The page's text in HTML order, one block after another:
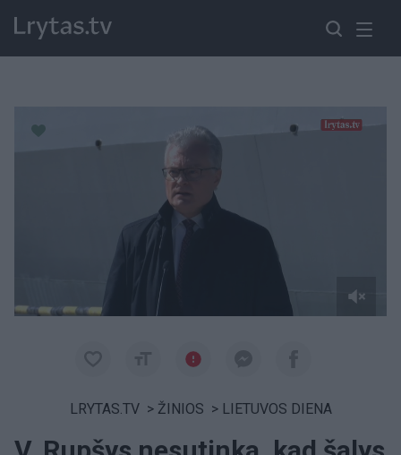
LRYTAS.TV > ŽINIOS > LIETUVOS DIENA